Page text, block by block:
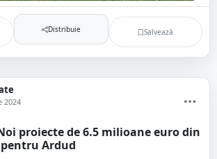
Distribuie Salvează
2024
Noi proiecte de 6.5 milioane euro din
Ardud